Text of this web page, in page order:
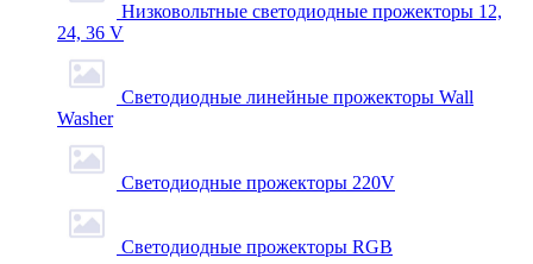
Низковольтные светодиодные прожекторы 12,
24, 36 V
Светодиодные линейные прожекторы Wall
Washer
Светодиодные прожекторы 220V
Светодиодные прожекторы RGB